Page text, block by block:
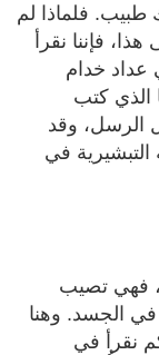
فلماذا لم
٨: ٢٢). وإلى هذا، فإننا نقرأ
عداد خدام
الذي كتب
الرسل، وقد
في
فهي تصيب
في الجسد. وهنا
نقرأ في